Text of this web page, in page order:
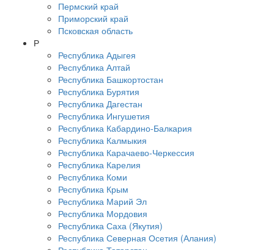
Пермский край
Приморский край
Псковская область
Р
Республика Адыгея
Республика Алтай
Республика Башкортостан
Республика Бурятия
Республика Дагестан
Республика Ингушетия
Республика Кабардино-Балкария
Республика Калмыкия
Республика Карачаево-Черкессия
Республика Карелия
Республика Коми
Республика Крым
Республика Марий Эл
Республика Мордовия
Республика Саха (Якутия)
Республика Северная Осетия (Алания)